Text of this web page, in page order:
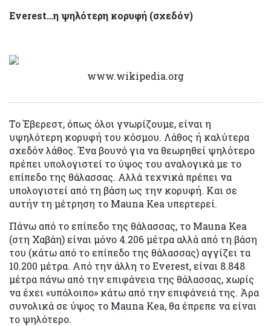
Everest…η ψηλότερη κορυφή (σχεδόν)
www.wikipedia.org
To Έβερεστ, όπως όλοι γνωρίζουμε, είναι η
υψηλότερη κορυφή του κόσμου. Λάθος ή καλύτερα
σχεδόν λάθος. Ένα βουνό για να θεωρηθεί ψηλότερο
πρέπει υπολογιστεί το ύψος του αναλογικά με το
επίπεδο της θάλασσας. Αλλά τεχνικά πρέπει να
υπολογιστεί από τη βάση ως την κορυφή. Και σε
αυτήν τη μέτρηση το Mauna Kea υπερτερεί.
Πάνω από το επίπεδο της θάλασσας, το Mauna Kea
(στη Χαβάη) είναι μόνο 4.206 μέτρα αλλά από τη βάση
του (κάτω από το επίπεδο της θάλασσας) αγγίζει τα
10.200 μέτρα. Από την άλλη το Everest, είναι 8.848
μέτρα πάνω από την επιφάνεια της θάλασσας, χωρίς
να έχει «υπόλοιπο» κάτω από την επιφάνειά της. Άρα
συνολικά σε ύψος το Mauna Kea, θα έπρεπε να είναι
το ψηλότερο.